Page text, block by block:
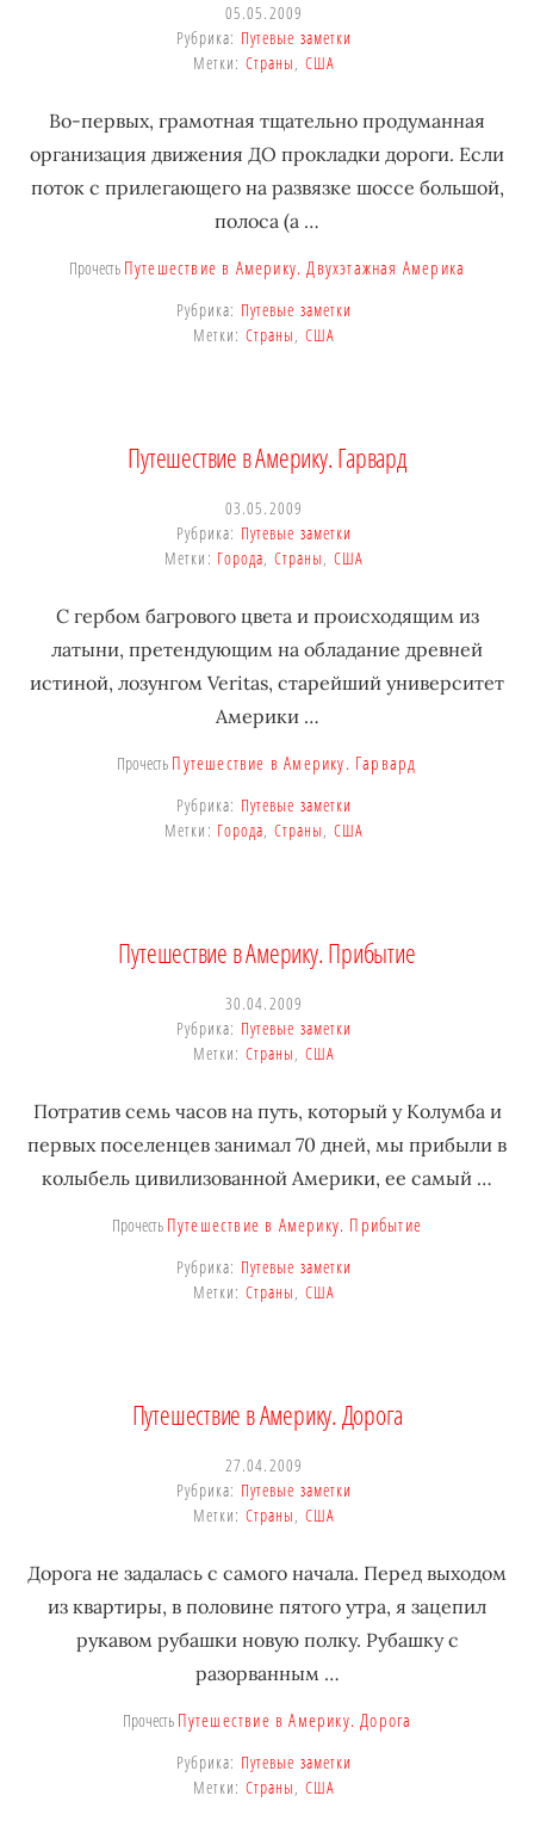
05.05.2009
Рубрика: Путевые заметки
Метки: Страны, США
Во-первых, грамотная тщательно продуманная
организация движения ДО прокладки дороги. Если
поток с прилегающего на развязке шоссе большой,
полоса (а …
Прочесть Путешествие в Америку. Двухэтажная Америка
Рубрика: Путевые заметки
Метки: Страны, США
Путешествие в Америку. Гарвард
03.05.2009
Рубрика: Путевые заметки
Метки: Города, Страны, США
С гербом багрового цвета и происходящим из
латыни, претендующим на обладание древней
истиной, лозунгом Veritas, старейший университет
Америки …
Прочесть Путешествие в Америку. Гарвард
Рубрика: Путевые заметки
Метки: Города, Страны, США
Путешествие в Америку. Прибытие
30.04.2009
Рубрика: Путевые заметки
Метки: Страны, США
Потратив семь часов на путь, который у Колумба и
первых поселенцев занимал 70 дней, мы прибыли в
колыбель цивилизованной Америки, ее самый …
Прочесть Путешествие в Америку. Прибытие
Рубрика: Путевые заметки
Метки: Страны, США
Путешествие в Америку. Дорога
27.04.2009
Рубрика: Путевые заметки
Метки: Страны, США
Дорога не задалась с самого начала. Перед выходом
из квартиры, в половине пятого утра, я зацепил
рукавом рубашки новую полку. Рубашку с
разорванным …
Прочесть Путешествие в Америку. Дорога
Рубрика: Путевые заметки
Метки: Страны, США